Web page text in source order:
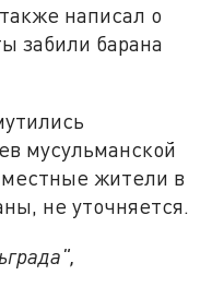
написал о
забили барана
мусульманской
жители в
не уточняется.